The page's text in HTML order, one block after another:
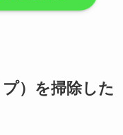
）を掃除した